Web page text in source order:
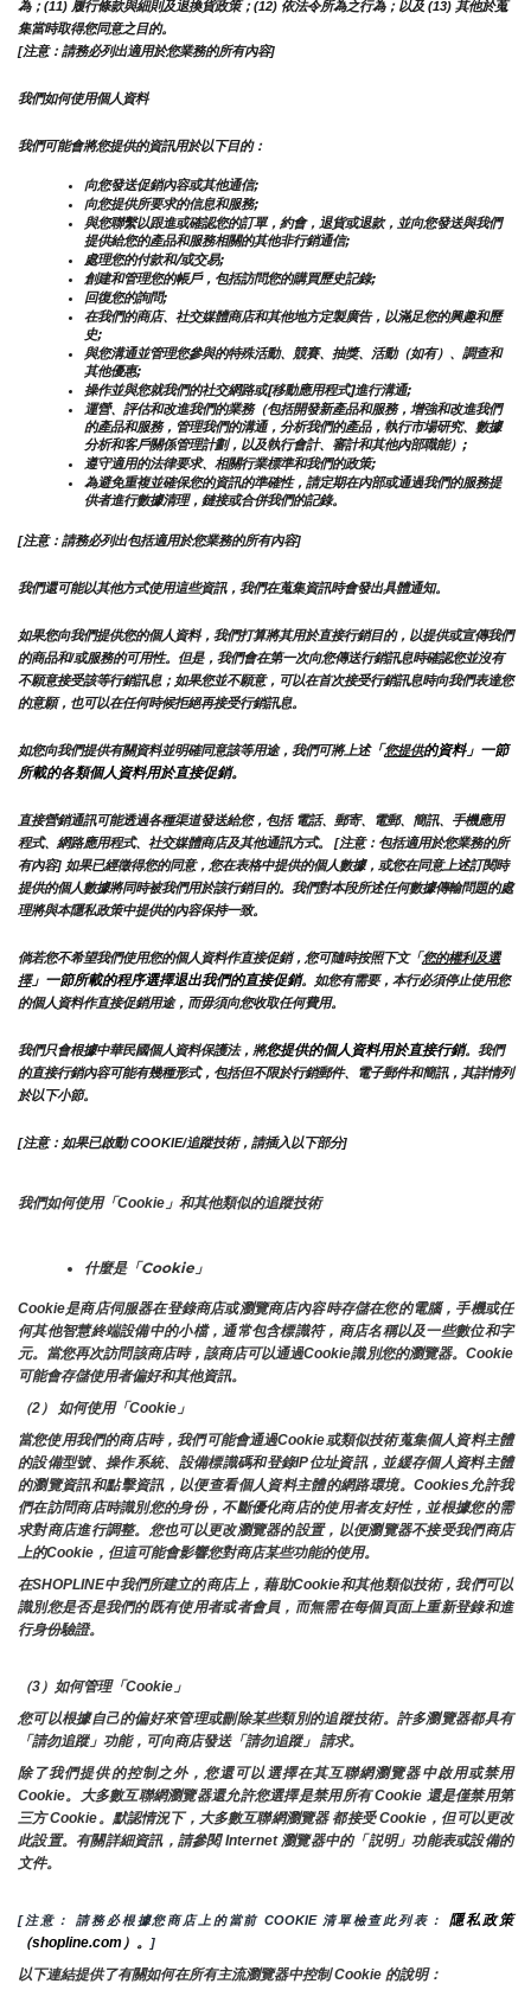
為；(11) 履行條款與細則及退換貨政策；(12) 依法令所為之行為；以及 (13) 其他於蒐
集當時取得您同意之目的。
[注意：請務必列出適用於您業務的所有內容]
我們如何使用個人資料
我們可能會將您提供的資訊用於以下目的：
向您發送促銷內容或其他通信;
向您提供所要求的信息和服務;
與您聯繫以跟進或確認您的訂單，約會，退貨或退款，並向您發送與我們
提供給您的產品和服務相關的其他非行銷通信;
處理您的付款和/或交易;
創建和管理您的帳戶，包括訪問您的購買歷史記錄;
回復您的詢問;
在我們的商店、社交媒體商店和其他地方定製廣告，以滿足您的興趣和歷
史;
與您溝通並管理您參與的特殊活動、競賽、抽獎、活動（如有）、調查和
其他優惠;
操作並與您就我們的社交網路或[移動應用程式]進行溝通;
運營、評估和改進我們的業務（包括開發新產品和服務，增強和改進我們
的產品和服務，管理我們的溝通，分析我們的產品，執行市場研究、數據
分析和客戶關係管理計劃，以及執行會計、審計和其他內部職能）;
遵守適用的法律要求、相關行業標準和我們的政策;
為避免重複並確保您的資訊的準確性，請定期在內部或通過我們的服務提
供者進行數據清理，鏈接或合併我們的記錄。
[注意：請務必列出包括適用於您業務的所有內容]
我們還可能以其他方式使用這些資訊，我們在蒐集資訊時會發出具體通知。
如果您向我們提供您的個人資料，我們打算將其用於直接行銷目的，以提供或宣傳我們
的商品和/或服務的可用性。但是，我們會在第一次向您傳送行銷訊息時確認您並沒有
不願意接受該等行銷訊息；如果您並不願意，可以在首次接受行銷訊息時向我們表達您
的意願，也可以在任何時候拒絕再接受行銷訊息。
如您向我們提供有關資料並明確同意該等用途，我們可將上述「您提供的資料」一節
所載的各類個人資料用於直接促銷。
直接營銷通訊可能透過各種渠道發送給您，包括 電話、郵寄、電郵、簡訊、手機應用
程式、網路應用程式、社交媒體商店及其他通訊方式。 [注意：包括適用於您業務的所
有內容] 如果已經徵得您的同意，您在表格中提供的個人數據，或您在同意上述訂閱時
提供的個人數據將同時被我們用於該行銷目的。我們對本段所述任何數據傳輸問題的處
理將與本隱私政策中提供的內容保持一致。
倘若您不希望我們使用您的個人資料作直接促銷，您可隨時按照下文「您的權利及選
擇」一節所載的程序選擇退出我們的直接促銷。如您有需要，本行必須停止使用您
的個人資料作直接促銷用途，而毋須向您收取任何費用。
我們只會根據中華民國個人資料保護法，將您提供的個人資料用於直接行銷。我們
的直接行銷內容可能有幾種形式，包括但不限於行銷郵件、電子郵件和簡訊，其詳情列
於以下小節。
[注意：如果已啟動 COOKIE/追蹤技術，請插入以下部分]
我們如何使用「Cookie」和其他類似的追蹤技術
什麼是「Cookie」
Cookie是商店伺服器在登錄商店或瀏覽商店內容時存儲在您的電腦，手機或任
何其他智慧終端設備中的小檔，通常包含標識符，商店名稱以及一些數位和字
元。當您再次訪問該商店時，該商店可以通過Cookie識別您的瀏覽器。Cookie
可能會存儲使用者偏好和其他資訊。
（2） 如何使用「Cookie」
當您使用我們的商店時，我們可能會通過Cookie或類似技術蒐集個人資料主體
的設備型號、操作系統、設備標識碼和登錄IP位址資訊，並緩存個人資料主體
的瀏覽資訊和點擊資訊，以便查看個人資料主體的網路環境。Cookies允許我
們在訪問商店時識別您的身份，不斷優化商店的使用者友好性，並根據您的需
求對商店進行調整。您也可以更改瀏覽器的設置，以便瀏覽器不接受我們商店
上的Cookie，但這可能會影響您對商店某些功能的使用。
在SHOPLINE中我們所建立的商店上，藉助Cookie和其他類似技術，我們可以
識別您是否是我們的既有使用者或者會員，而無需在每個頁面上重新登錄和進
行身份驗證。
（3）如何管理「Cookie」
您可以根據自己的偏好來管理或刪除某些類別的追蹤技術。許多瀏覽器都具有
「請勿追蹤」功能，可向商店發送「請勿追蹤」 請求。
除了我們提供的控制之外，您還可以選擇在其互聯網瀏覽器中啟用或禁用
Cookie。大多數互聯網瀏覽器還允許您選擇是禁用所有 Cookie 還是僅禁用第
三方 Cookie。默認情況下，大多數互聯網瀏覽器 都接受 Cookie，但可以更改
此設置。有關詳細資訊，請參閱 Internet 瀏覽器中的「説明」功能表或設備的
文件。
[注意： 請務必根據您商店上的當前 COOKIE 清單檢查此列表： 隱私政策
（shopline.com）。
]
以下連結提供了有關如何在所有主流瀏覽器中控制 Cookie 的說明：